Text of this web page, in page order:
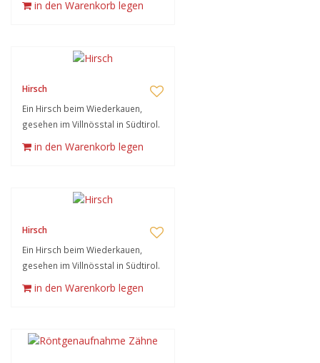
in den Warenkorb legen
Hirsch
Ein Hirsch beim Wiederkauen,
gesehen im Villnösstal in Südtirol.
in den Warenkorb legen
Hirsch
Ein Hirsch beim Wiederkauen,
gesehen im Villnösstal in Südtirol.
in den Warenkorb legen